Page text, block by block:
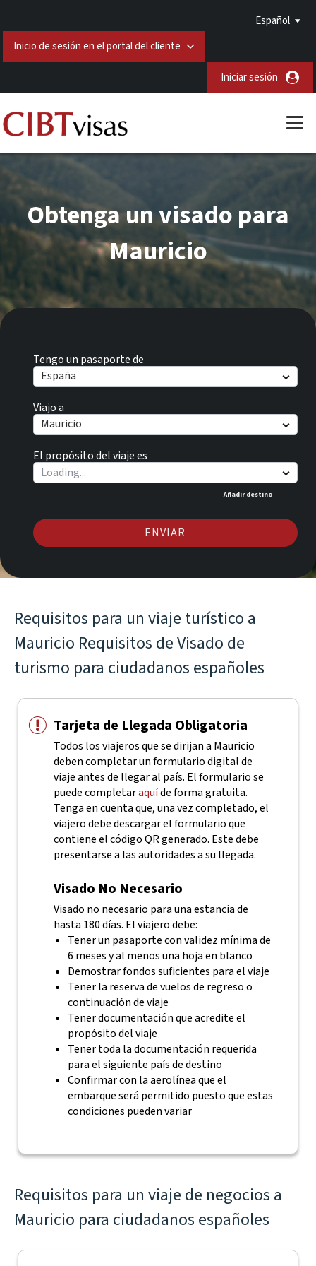
Español
Inicio de sesión en el portal del cliente
Iniciar sesión
Tengo un pasaporte de
España
Viajo a
Mauricio
El propósito del viaje es
Añadir destino
ENVIAR
Obtenga un visado para
Mauricio
Requisitos para un viaje turístico a
Mauricio Requisitos de Visado de
turismo para ciudadanos españoles
Tarjeta de Llegada Obligatoria
Todos los viajeros que se dirijan a Mauricio
deben completar un formulario digital de
viaje antes de llegar al país. El formulario se
puede completaraquíde forma gratuita.
Tenga en cuenta que, una vez completado, el
viajero debe descargar el formulario que
contiene el código QR generado. Este debe
presentarse a las autoridades a su llegada.
Visado No Necesario
Visado no necesario para una estancia de
hasta 180 días. El viajero debe:
Tener un pasaporte con validez mínima de
6 meses y al menos una hoja en blanco
Demostrar fondos suficientes para el viaje
Tener la reserva de vuelos de regreso o
continuación de viaje
Tener documentación que acredite el
propósito del viaje
Tener toda la documentación requerida
para el siguiente país de destino
Confirmar con la aerolínea que el
embarque será permitido puesto que estas
condiciones pueden variar
Requisitos para un viaje de negocios a
Mauricio para ciudadanos españoles